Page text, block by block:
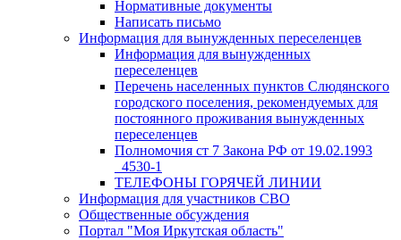
Нормативные документы
Написать письмо
Информация для вынужденных переселенцев
Информация для вынужденных
переселенцев
Перечень населенных пунктов Слюдянского
городского поселения, рекомендуемых для
постоянного проживания вынужденных
переселенцев
Полномочия ст 7 Закона РФ от 19.02.1993
_4530-1
ТЕЛЕФОНЫ ГОРЯЧЕЙ ЛИНИИ
Информация для участников СВО
Общественные обсуждения
Портал "Моя Иркутская область"